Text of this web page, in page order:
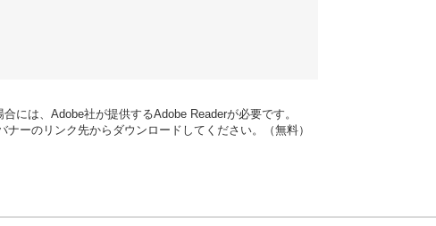
には、Adobe社が提供するAdobe Readerが必要です。
ーのリンク先からダウンロードしてください。（無料）